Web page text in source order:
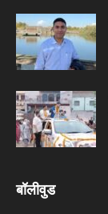
बॉलीवुड